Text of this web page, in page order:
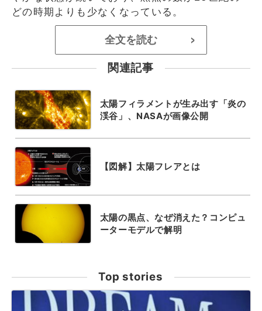
どの時期よりも少なくなっている。
全文を読む >
関連記事
太陽フィラメントが生み出す「炎の
渓谷」、NASAが画像公開
【図解】太陽フレアとは
太陽の黒点、なぜ消えた？コンピュ
ーターモデルで解明
Top stories